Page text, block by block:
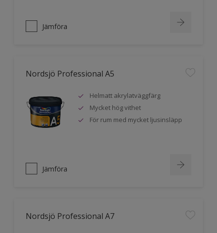
Jämföra
Nordsjö Professional A5
Helmatt akrylatväggfärg
Mycket hög vithet
För rum med mycket ljusinsläpp
Jämföra
Nordsjö Professional A7